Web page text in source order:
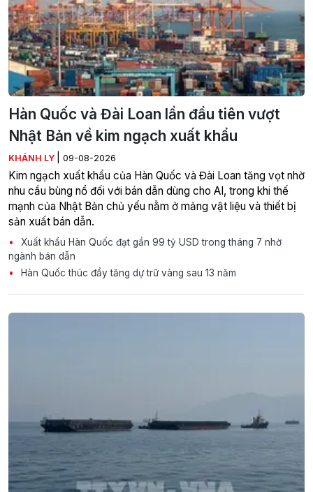
Hàn Quốc và Đài Loan lần đầu tiên vượt
Nhật Bản về kim ngạch xuất khẩu
KHÁNH LY 09-08-2026
Kim ngạch xuất khẩu của Hàn Quốc và Đài Loan tăng vọt nhờ
nhu cầu bùng nổ đối với bán dẫn dùng cho AI, trong khi thế
mạnh của Nhật Bản chủ yếu nằm ở mảng vật liệu và thiết bị
sản xuất bán dẫn.
Xuất khẩu Hàn Quốc đạt gần 99 tỷ USD trong tháng 7 nhờ
ngành bán dẫn
Hàn Quốc thúc đẩy tăng dự trữ vàng sau 13 năm